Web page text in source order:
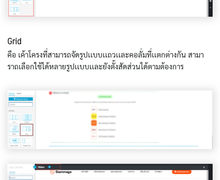
Grid
คือ เค้าโครงที่สามารถจัดรูปเเบบเเถวเเละคอลั่มที่เเตกต่างกัน สามา
ราถเลือกใช้ได้หลายรูปเเบบเเละยังตั้งสัดส่วนได้ตามต้องการ